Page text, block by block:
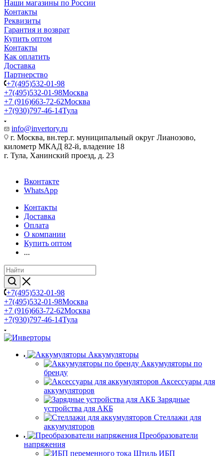
Наши магазины по России
Контакты
Реквизиты
Гарантия и возврат
Купить оптом
Контакты
Как оплатить
Доставка
Партнерство
+7(495)532-01-98
+7(495)532-01-98Москва
+7 (916)663-72-62Москва
+7(930)797-46-14Тула
info@invertory.ru
г. Москва, вн.тер.г. муниципальный округ Лианозово,
километр МКАД 82-й, владение 18
г. Тула, Ханинский проезд, д. 23
Вконтакте
WhatsApp
Контакты
Доставка
Оплата
О компании
Купить оптом
...
+7(495)532-01-98
+7(495)532-01-98Москва
+7 (916)663-72-62Москва
+7(930)797-46-14Тула
Аккумуляторы
Аккумуляторы по
бренду
Аксессуары для
аккумуляторов
Зарядные
устройства для АКБ
Стеллажи для
аккумуляторов
Преобразователи
напряжения
ИБП